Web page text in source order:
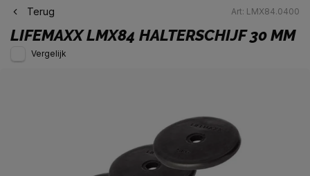
Terug Art: LMX84.0400
LIFEMAXXLMX84 HALTERSCHIJF 30 MM
Vergelijk